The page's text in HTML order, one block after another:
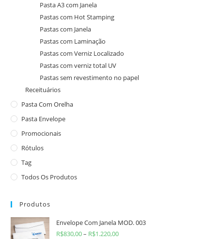
Pasta A3 com Janela
Pastas com Hot Stamping
Pastas com Janela
Pastas com Laminação
Pastas com Verniz Localizado
Pastas com verniz total UV
Pastas sem revestimento no papel
Receituários
Pasta Com Orelha
Pasta Envelope
Promocionais
Rótulos
Tag
Todos Os Produtos
Produtos
Envelope Com Janela MOD. 003
R$830,00– R$1.220,00